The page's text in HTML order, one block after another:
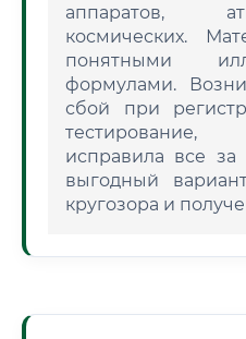
аппаратов,
космических.
понятными
формулами.
сбой при
исправила все
выгодный
кругозора и